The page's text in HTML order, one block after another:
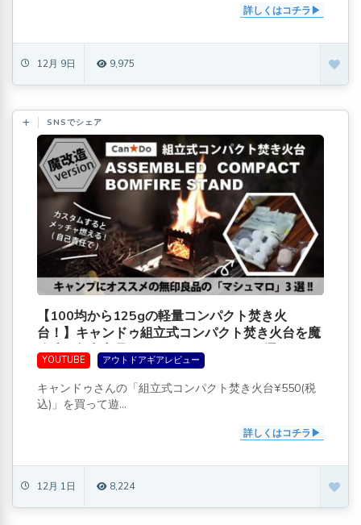
詳しくはコチラ
12月 9日 9,975
SNSでシェア
【100均から125gの軽量コンパクト焚き火
台！】キャンドゥ組立式コンパクト焚き火台を魔
改造＆無印良品のおすすめマシュマロ3選[アウト
ドアの湯沸かしに]
YOUTUBE アウトドアギアレビュー
キャンドゥさんの「組立式コンパクト焚き火台¥550(税
込)」を買って遊...
詳しくはコチラ
12月 1日 8,224